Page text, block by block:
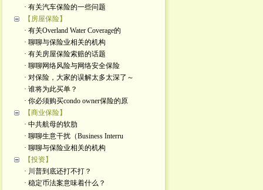
· 有关汽车保险的一些问题
【房屋保险】
· 有关Overland Water Coverage的
· 聊聊与保险业相关的机构
· 有关房屋保险索赔的话题
· 聊聊网络风险与网络安全保险
· 对保险，大家的误解太多太深了～
· 谁将为此买单？
· 你必须购买condo owner保险的原
【商业保险】
· 中共航母的软肋
· 聊聊生意干扰（Business Interru
· 聊聊与保险业相关的机构
【投资】
· 川普到底还打不打？
· 稳定币法案意味着什么？